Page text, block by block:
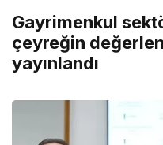
Gayrimenkul
çeyreğin
yayınlandı